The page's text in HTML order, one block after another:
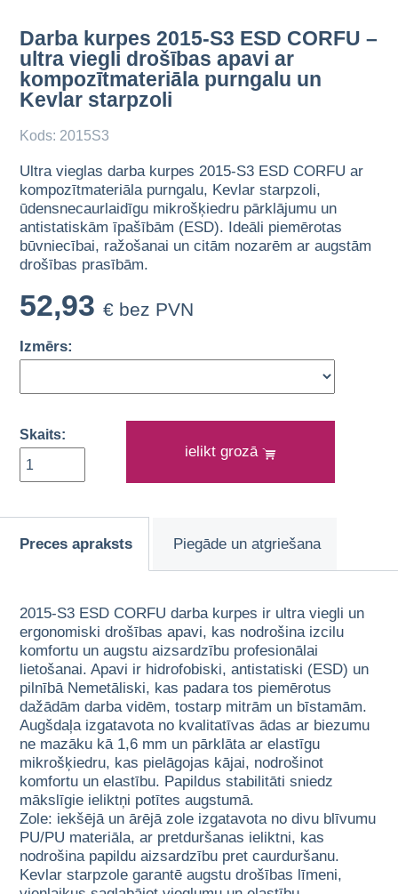
Darba kurpes 2015-S3 ESD CORFU –
ultra viegli drošības apavi ar
kompozītmateriāla purngalu un
Kevlar starpzoli
Kods: 2015S3
Ultra vieglas darba kurpes 2015-S3 ESD CORFU ar
kompozītmateriāla purngalu, Kevlar starpzoli,
ūdensnecaurlaidīgu mikrošķiedru pārklājumu un
antistatiskām īpašībām (ESD). Ideāli piemērotas
būvniecībai, ražošanai un citām nozarēm ar augstām
drošības prasībām.
52,93 € bez PVN
Izmērs:
Skaits:
ielikt grozā
Preces apraksts Piegāde un atgriešana
2015-S3 ESD CORFU darba kurpes ir ultra viegli un
ergonomiski drošības apavi, kas nodrošina izcilu
komfortu un augstu aizsardzību profesionālai
lietošanai. Apavi ir hidrofobiski, antistatiski (ESD) un
pilnībā Nemetāliski, kas padara tos piemērotus
dažādām darba vidēm, tostarp mitrām un bīstamām.
Augšdaļa izgatavota no kvalitatīvas ādas ar biezumu
ne mazāku kā 1,6 mm un pārklāta ar elastīgu
mikrošķiedru, kas pielāgojas kājai, nodrošinot
komfortu un elastību. Papildus stabilitāti sniedz
mākslīgie ieliktņi potītes augstumā.
Zole: iekšējā un ārējā zole izgatavota no divu blīvumu
PU/PU materiāla, ar pretduršanas ieliktni, kas
nodrošina papildu aizsardzību pret caurduršanu.
Kevlar starpzole garantē augstu drošības līmeni,